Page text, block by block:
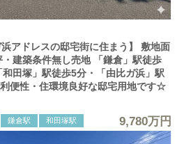
浜アドレスの邸宅街に住まう】 敷地面
・建築条件無し売地 「鎌倉」駅徒歩
和田塚」駅徒歩5分・「由比ガ浜」駅
便性・住環境良好な邸宅用地です☆
鎌倉駅 和田塚駅 9,780万円